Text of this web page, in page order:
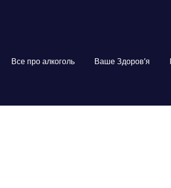
Все про алкоголь Ваше Здоров’я